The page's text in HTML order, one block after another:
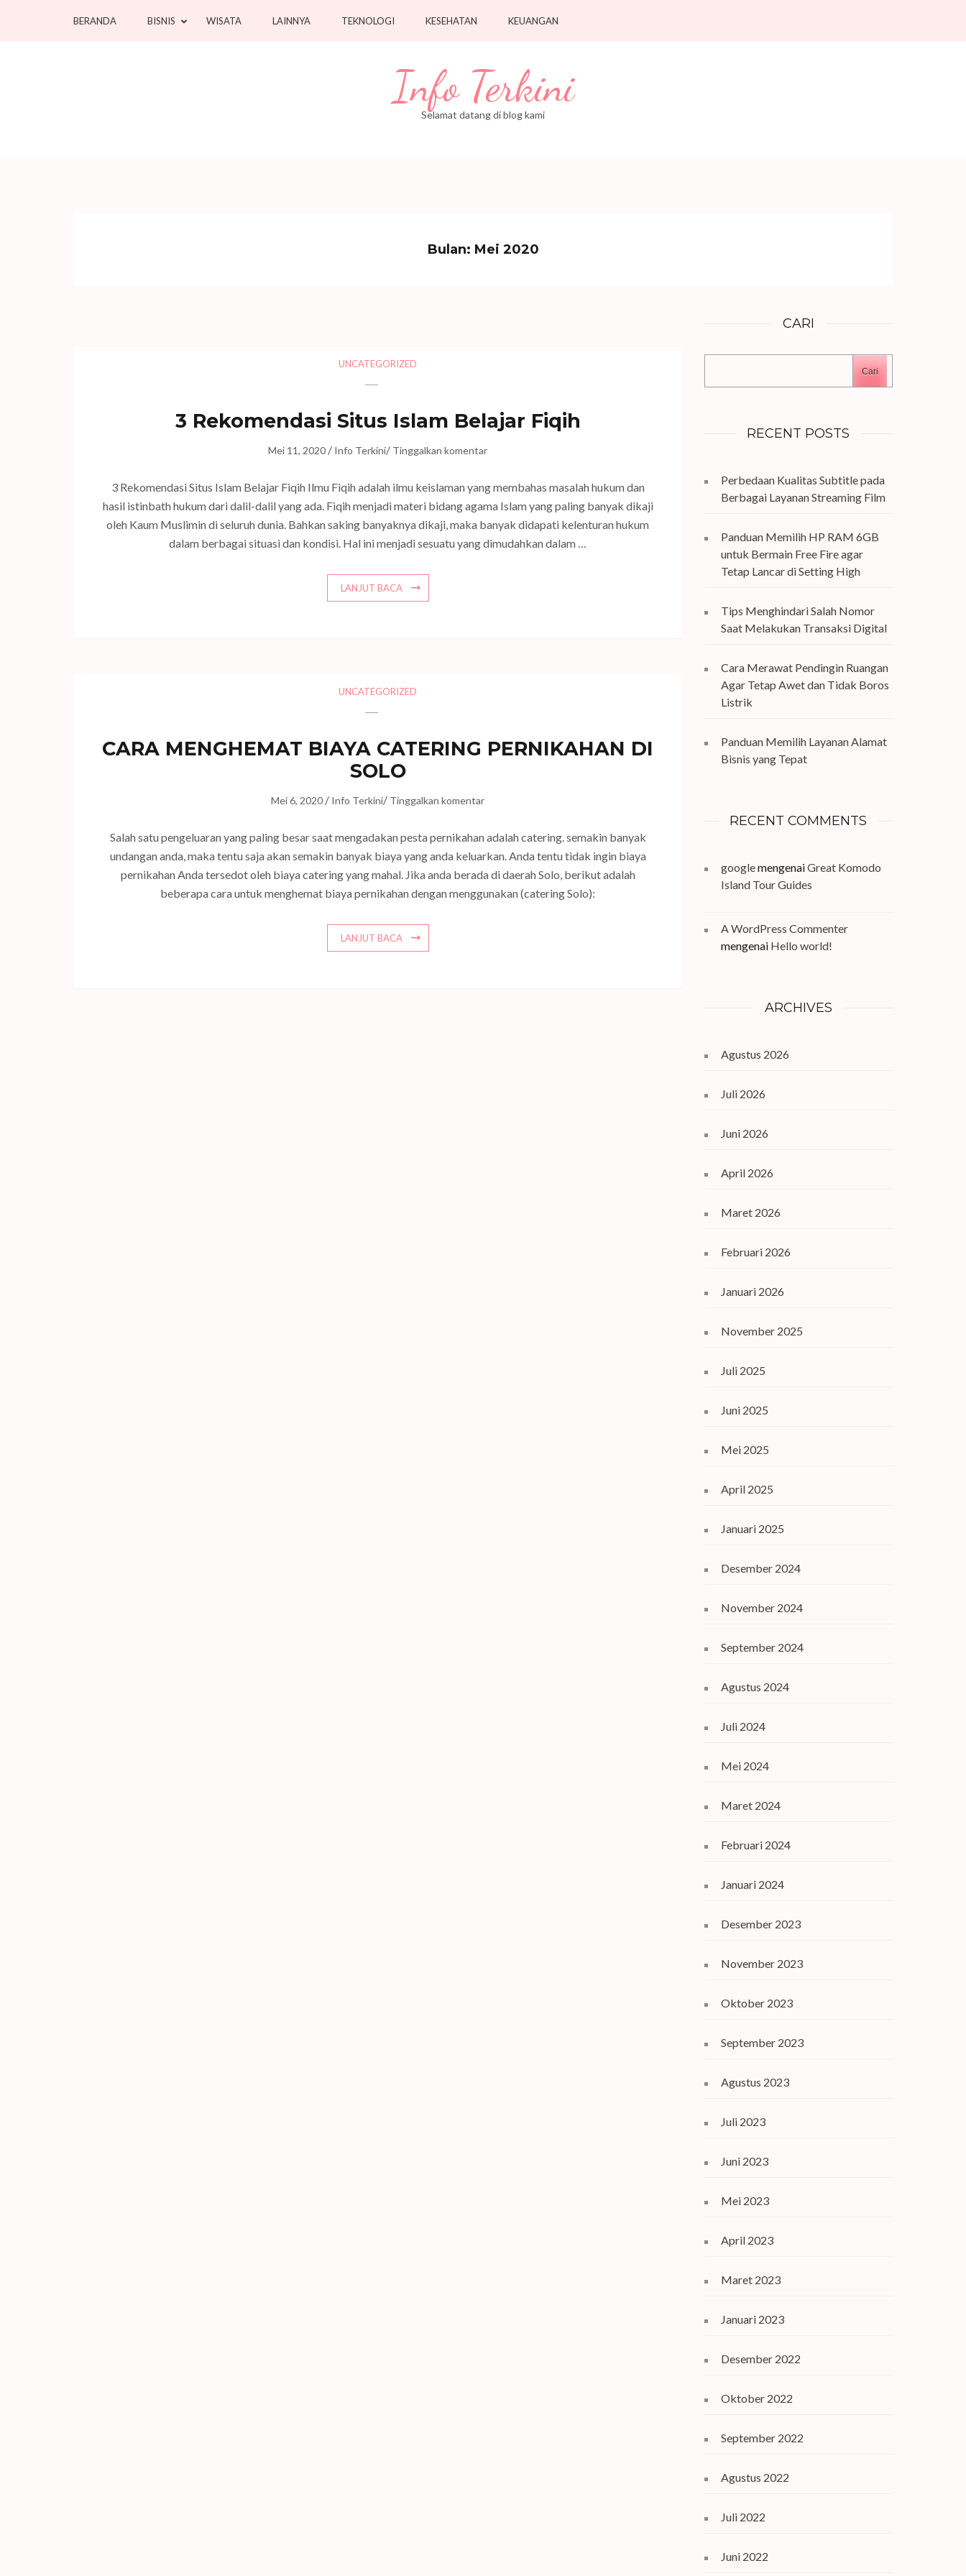
BERANDA BISNIS WISATA LAINNYA TEKNOLOGI KESEHATAN KEUANGAN
Info Terkini
Selamat datang di blog kami
Bulan: Mei 2020
UNCATEGORIZED
3 Rekomendasi Situs Islam Belajar Fiqih
Mei 11, 2020 / Info Terkini/ Tinggalkan komentar
3 Rekomendasi Situs Islam Belajar Fiqih Ilmu Fiqih adalah ilmu keislaman yang membahas masalah hukum dan
hasil istinbath hukum dari dalil-dalil yang ada. Fiqih menjadi materi bidang agama Islam yang paling banyak dikaji
oleh Kaum Muslimin di seluruh dunia. Bahkan saking banyaknya dikaji, maka banyak didapati kelenturan hukum
dalam berbagai situasi dan kondisi. Hal ini menjadi sesuatu yang dimudahkan dalam …
LANJUT BACA
UNCATEGORIZED
CARA MENGHEMAT BIAYA CATERING PERNIKAHAN DI
SOLO
Mei 6, 2020 / Info Terkini/ Tinggalkan komentar
Salah satu pengeluaran yang paling besar saat mengadakan pesta pernikahan adalah catering. semakin banyak
undangan anda, maka tentu saja akan semakin banyak biaya yang anda keluarkan. Anda tentu tidak ingin biaya
pernikahan Anda tersedot oleh biaya catering yang mahal. Jika anda berada di daerah Solo, berikut adalah
beberapa cara untuk menghemat biaya pernikahan dengan menggunakan (catering Solo):
LANJUT BACA
CARI
Cari
RECENT POSTS
Perbedaan Kualitas Subtitle pada
Berbagai Layanan Streaming Film
Panduan Memilih HP RAM 6GB
untuk Bermain Free Fire agar
Tetap Lancar di Setting High
Tips Menghindari Salah Nomor
Saat Melakukan Transaksi Digital
Cara Merawat Pendingin Ruangan
Agar Tetap Awet dan Tidak Boros
Listrik
Panduan Memilih Layanan Alamat
Bisnis yang Tepat
RECENT COMMENTS
googlemengenaiGreat Komodo
Island Tour Guides
A WordPress Commenter
mengenai Hello world!
ARCHIVES
Agustus 2026
Juli 2026
Juni 2026
April 2026
Maret 2026
Februari 2026
Januari 2026
November 2025
Juli 2025
Juni 2025
Mei 2025
April 2025
Januari 2025
Desember 2024
November 2024
September 2024
Agustus 2024
Juli 2024
Mei 2024
Maret 2024
Februari 2024
Januari 2024
Desember 2023
November 2023
Oktober 2023
September 2023
Agustus 2023
Juli 2023
Juni 2023
Mei 2023
April 2023
Maret 2023
Januari 2023
Desember 2022
Oktober 2022
September 2022
Agustus 2022
Juli 2022
Juni 2022